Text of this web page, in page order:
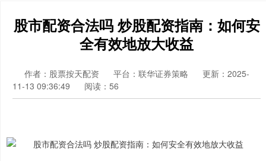
股市配资合法吗 炒股配资指南：如何安
全有效地放大收益
作者：股票按天配资 平台：联华证券策略
更新：2025-
11-13 09:36:49
阅读：56